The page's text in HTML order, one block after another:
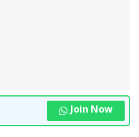
Join Now